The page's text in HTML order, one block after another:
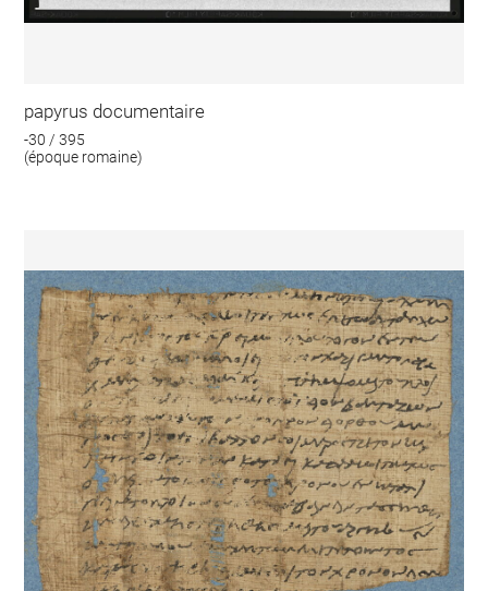
papyrus documentaire
-30 / 395
(époque romaine)